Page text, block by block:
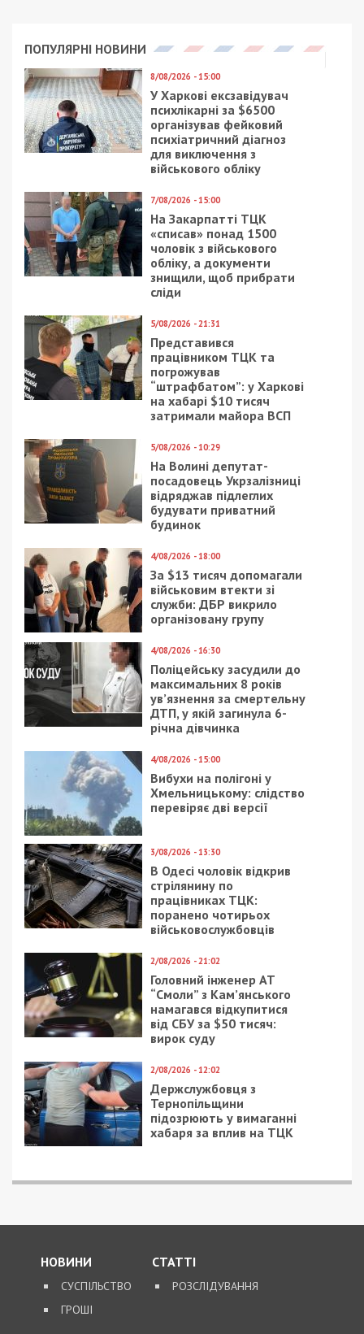
вчинена в умовах воєнного стану) та присудив
його до 15 років позбавлення волі.
Нагадаємо, раніше ми повідомляли про те, що
15 років тюрми отримала агентка ФСБ,
намагалася скоригувати удари по Кривому Рогу
за допомогою “Орланів”.
Facebook
Telegram
Twitter
WhatsApp
Viber
Email
Категории:Головне за день
Метки:війна з росією
Рекламні блоки дають нам змогу
залишатися незалежними ЗМІ, а вам -
отримувати найсвіжіші новини під ними.
Приєднуйтесь також до 49000 в Google News. Слідкуйте
за останніми новинами!
Приєднатися
Читайте також
Предыдущая статья:
У Кривому Розі КП планує закупити квіти-
багаторічники майже на 750 тисяч
гривень
Следующая статья:
ДБР завершило розслідування відносно
нардепа Ніколаєнка, який збив насмерть
18-річну дівчину
6/09/2024 - 15:00
Чиновники вимагали
хабарі у
важкопоранених воїнів
ЗСУ
13/09/2018 - 11:54
Автохамы в Днепре
продолжают радовать
глаз: фото
3/12/2019 - 10:36
На Днепропетровщине
из-за хамства
главврача без помощи
могут остаться более
4/02/2020 - 18:05
Возле днепровского
общежития потекла
горячая река: фото,